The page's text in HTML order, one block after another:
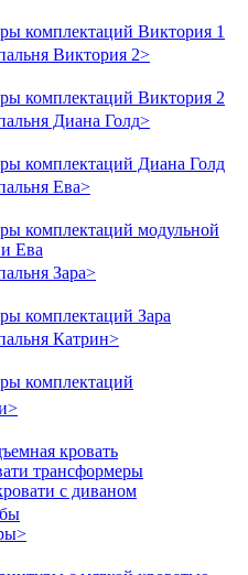
комплектаций Виктория 1
Виктория 2>
комплектаций Виктория 2
Диана Голд>
комплектаций Диана Голд
Ева>
комплектаций модульной
Ева
Зара>
комплектаций Зара
Катрин>
комплектаций
>
кровать
трансформеры
с диваном
>